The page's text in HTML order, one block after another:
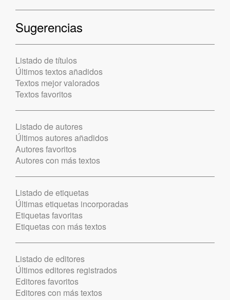
Sugerencias
Listado de títulos
Últimos textos añadidos
Textos mejor valorados
Textos favoritos
Listado de autores
Últimos autores añadidos
Autores favoritos
Autores con más textos
Listado de etiquetas
Últimas etiquetas incorporadas
Etiquetas favoritas
Etiquetas con más textos
Listado de editores
Últimos editores registrados
Editores favoritos
Editores con más textos